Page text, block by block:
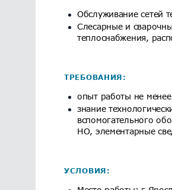
Обслуживание сетей
Слесарные и
теплоснабжения,
ТРЕБОВАНИЯ:
опыт работы не менее
знание
вспомогательного
НО, элементарные
УСЛОВИЯ: